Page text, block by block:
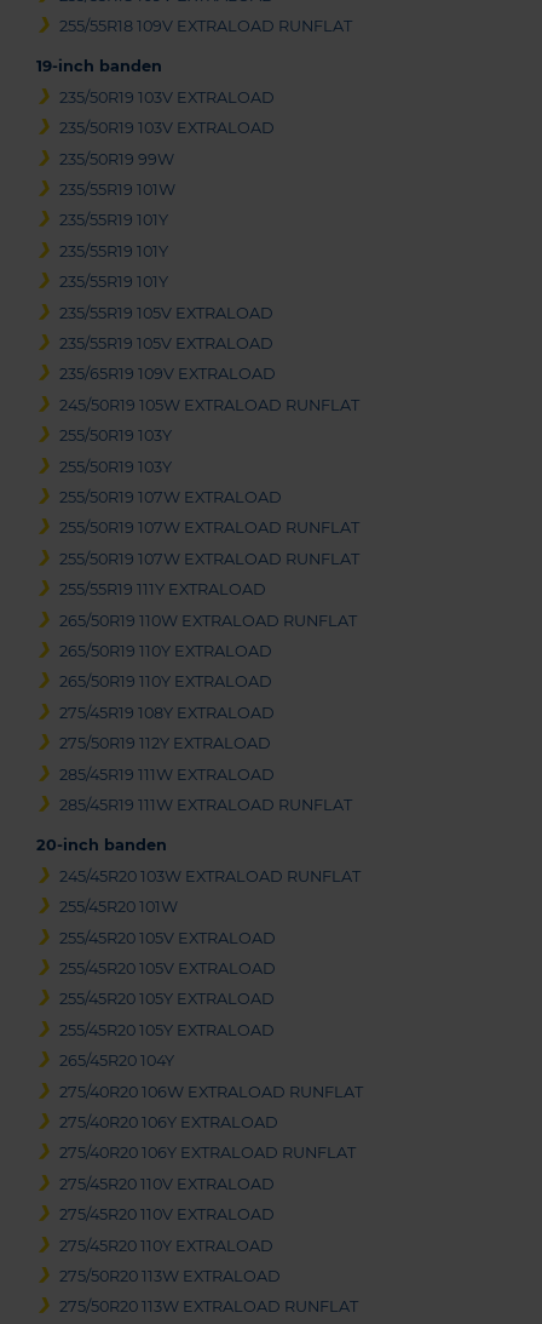
255/55R18 109V EXTRALOAD RUNFLAT
19-inch banden
235/50R19 103V EXTRALOAD
235/50R19 103V EXTRALOAD
235/50R19 99W
235/55R19 101W
235/55R19 101Y
235/55R19 101Y
235/55R19 101Y
235/55R19 105V EXTRALOAD
235/55R19 105V EXTRALOAD
235/65R19 109V EXTRALOAD
245/50R19 105W EXTRALOAD RUNFLAT
255/50R19 103Y
255/50R19 103Y
255/50R19 107W EXTRALOAD
255/50R19 107W EXTRALOAD RUNFLAT
255/50R19 107W EXTRALOAD RUNFLAT
255/55R19 111Y EXTRALOAD
265/50R19 110W EXTRALOAD RUNFLAT
265/50R19 110Y EXTRALOAD
265/50R19 110Y EXTRALOAD
275/45R19 108Y EXTRALOAD
275/50R19 112Y EXTRALOAD
285/45R19 111W EXTRALOAD
285/45R19 111W EXTRALOAD RUNFLAT
20-inch banden
245/45R20 103W EXTRALOAD RUNFLAT
255/45R20 101W
255/45R20 105V EXTRALOAD
255/45R20 105V EXTRALOAD
255/45R20 105Y EXTRALOAD
255/45R20 105Y EXTRALOAD
265/45R20 104Y
275/40R20 106W EXTRALOAD RUNFLAT
275/40R20 106Y EXTRALOAD
275/40R20 106Y EXTRALOAD RUNFLAT
275/45R20 110V EXTRALOAD
275/45R20 110V EXTRALOAD
275/45R20 110Y EXTRALOAD
275/50R20 113W EXTRALOAD
275/50R20 113W EXTRALOAD RUNFLAT